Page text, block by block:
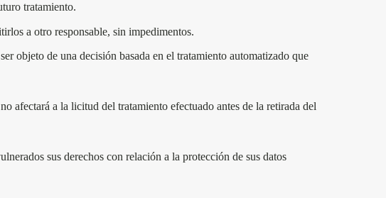
tratamiento.
a otro responsable, sin impedimentos.
objeto de una decisión basada en el tratamiento automatizado que
afectará a la licitud del tratamiento efectuado antes de la retirada del
sus derechos con relación a la protección de sus datos